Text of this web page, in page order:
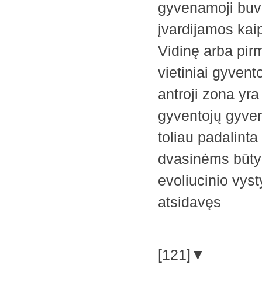
gyvenamoji
įvardijamos
Vidinę arba
vietiniai
antroji zona
gyventojų
toliau
dvasinėms
evoliucinio
atsidavęs
[121]▼